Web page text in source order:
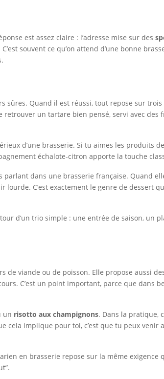
est assez claire : l’adresse mise sur des
souvent ce qu’on attend d’une bonne
sûres. Quand il est réussi, tout repose sur
retrouver un tartare bien pensé, servi avec
d’une brasserie. Si tu aimes les produits
échalote-citron apporte la touche
parlant dans une brasserie française. Quand
C’est exactement le genre de dessert
d’un trio simple : une entrée de saison, un
de viande ou de poisson. Elle propose aussi
C’est un point important, parce que dans
un risotto aux champignons. Dans la pratique,
cela implique pour toi, c’est que tu peux venir
en brasserie repose sur la même